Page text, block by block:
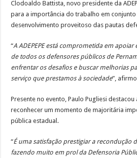
Clodoaldo Battista, novo presidente da
para a importância do trabalho em
desenvolvimento proveitoso das pautas
“A ADEPEPE está comprometida em
de todos os defensores públicos de
enfrentar os desafios e buscar melhorias
serviço que prestamos à sociedade”,
Presente no evento, Paulo Pugliesi
reconhecer um momento de majoritária
pública estadual.
“É uma satisfação prestigiar a recondução
fazendo muito em prol da Defensoria